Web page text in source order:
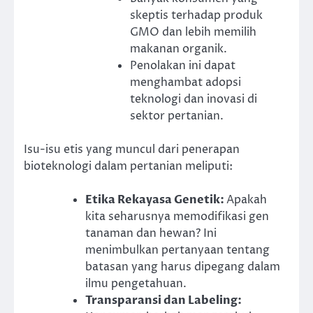
skeptis terhadap produk
GMO dan lebih memilih
makanan organik.
Penolakan ini dapat
menghambat adopsi
teknologi dan inovasi di
sektor pertanian.
Isu-isu etis yang muncul dari penerapan
bioteknologi dalam pertanian meliputi:
Etika Rekayasa Genetik:Apakah
kita seharusnya memodifikasi gen
tanaman dan hewan? Ini
menimbulkan pertanyaan tentang
batasan yang harus dipegang dalam
ilmu pengetahuan.
Transparansi dan Labeling: